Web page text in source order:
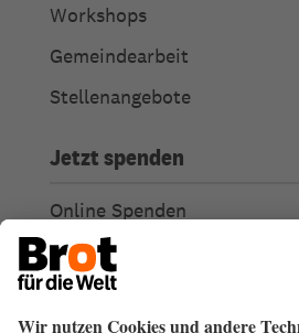
Workshops
Gemeindearbeit
Stellenangebote
Jetzt spenden
Online Spenden
Weitere
Ich habe Fragen zu meiner